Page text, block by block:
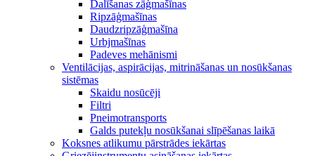
Dalīšanas zāģmašīnas
Ripzāģmašīnas
Daudzripzāģmašīna
Urbjmašīnas
Padeves mehānismi
Ventilācijas, aspirācijas, mitrināšanas un nosūkšanas
sistēmas
Skaidu nosūcēji
Filtri
Pneimotransports
Galds putekļu nosūkšanai slīpēšanas laikā
Koksnes atlikumu pārstrādes iekārtas